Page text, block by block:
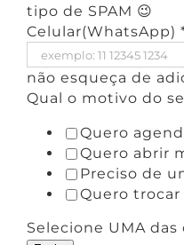
tipo de SPAM 😉
Celular(WhatsApp)
não esqueça de
Qual o motivo do
Quero
Quero abrir
Preciso de
Quero
Selecione UMA das